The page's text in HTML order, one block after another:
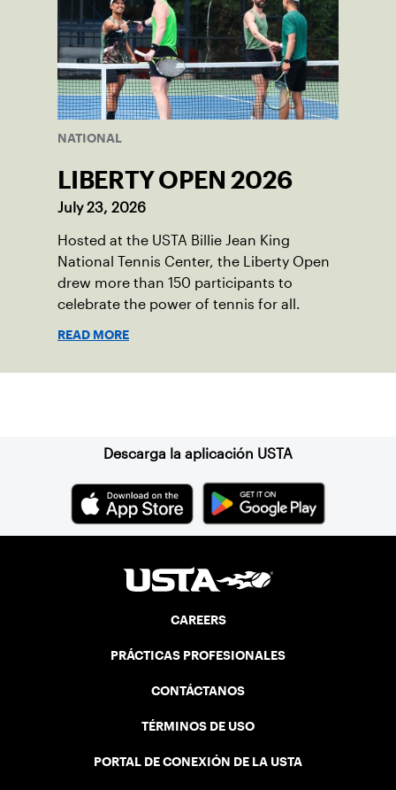
NATIONAL
LIBERTY OPEN 2026
July 23, 2026
Hosted at the USTA Billie Jean King
National Tennis Center, the Liberty Open
drew more than 150 participants to
celebrate the power of tennis for all.
READ MORE
Descarga la aplicación USTA
CAREERS
PRÁCTICAS PROFESIONALES
CONTÁCTANOS
TÉRMINOS DE USO
PORTAL DE CONEXIÓN DE LA USTA